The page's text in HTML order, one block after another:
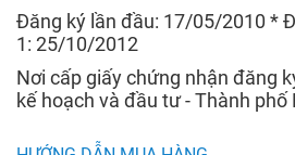
Đăng ký lần đầu: 17/05/2010 *
1: 25/10/2012
Nơi cấp giấy chứng nhận đăng
kế hoạch và đầu tư - Thành phố